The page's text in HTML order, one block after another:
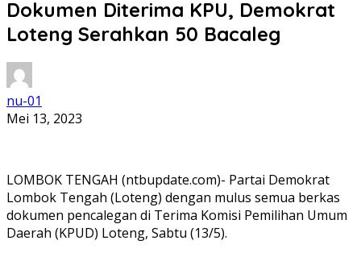
Dokumen Diterima KPU, Demokrat
Loteng Serahkan 50 Bacaleg
nu-01
Mei 13, 2023
LOMBOK TENGAH (ntbupdate.com)- Partai Demokrat
Lombok Tengah (Loteng) dengan mulus semua berkas
dokumen pencalegan di Terima Komisi Pemilihan Umum
Daerah (KPUD) Loteng, Sabtu (13/5).